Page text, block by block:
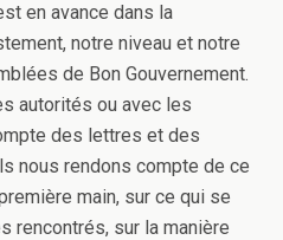
en avance dans la
notre niveau et notre
de Bon Gouvernement.
autorités ou avec les
des lettres et des
nous rendons compte de ce
main, sur ce qui se
rencontrés, sur la manière